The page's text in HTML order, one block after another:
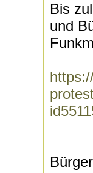
Bis
und